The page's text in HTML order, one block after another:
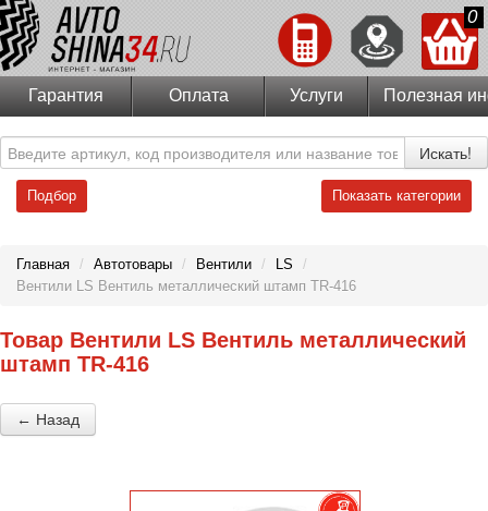
0
Гарантия Оплата Услуги Полезная
Искать!
Подбор Показать категории
Главная / Автотовары / Вентили / LS
/
Вентили LS Вентиль металлический штамп TR-416
Товар Вентили LS Вентиль металлический
штамп TR-416
← Назад